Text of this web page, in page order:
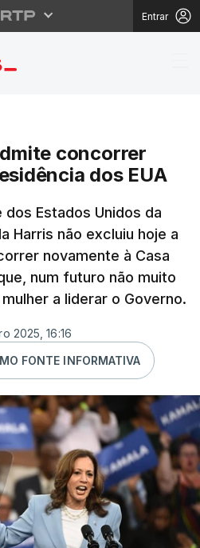
Entrar
admite
concorrer
dos EUA
Estados Unidos da
Harris não excluiu hoje a
novamente à Casa
num futuro não muito
a liderar o Governo.
2025, 16:16
FONTE INFORMATIVA